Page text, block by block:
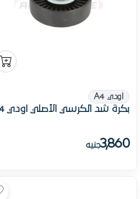
اودي A4
بكرة شد الكرسي الأصلي اودي A4
3,860جنيه